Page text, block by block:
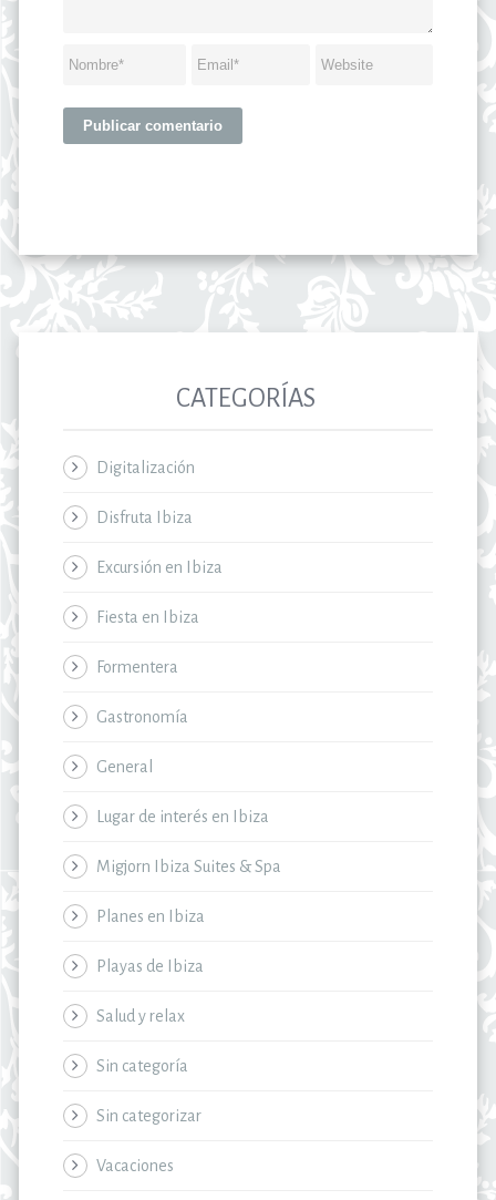
CATEGORÍAS
Digitalización
Disfruta Ibiza
Excursión en Ibiza
Fiesta en Ibiza
Formentera
Gastronomía
General
Lugar de interés en Ibiza
Migjorn Ibiza Suites & Spa
Planes en Ibiza
Playas de Ibiza
Salud y relax
Sin categoría
Sin categorizar
Vacaciones